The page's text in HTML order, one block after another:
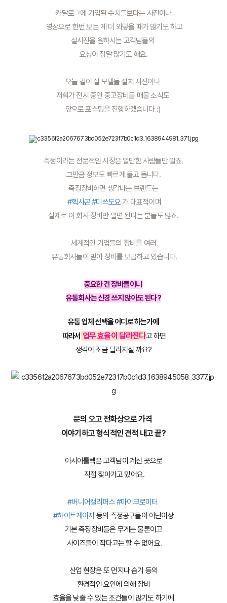
카달로그에 기입된 수치들보다는 사진이나
영상으로 한번 보는 게 더 와닿을 때가 많기도 하고
실사진을 원하시는 고객님들의
요청이 정말 많기도 해요.
오늘 같이 실 모델들 설치 사진이나
저희가 전시 중인 중고장비들 매물 소식도
앞으로 포스팅을 진행하겠습니다 :)
측정이라는 전문적인 시장은 알만한 사람들만 알죠.
그만큼 정보도 빠르게 돌고 돕니다.
측정장비하면 생각나는 브랜드는
#헥사곤#미쓰도요 가 대표적이며
실제로 이 회사 장비만 알면 된다는 분들도 많죠.
세계적인 기업들의 장비를 여러
유통회사들이 받아 장비를 보급하고 있습니다.
중요한 건 장비들이니
유통회사는 신경 쓰지 않아도 된다?
유통 업체 선택을 어디로 하는가에
따라서 업무 효율이 달라진다고 하면
생각이 조금 달라지실 까요?
문의 오고 전화상으로 가격
이야기하고 형식적인 견적 내고 끝?
아시아툴텍은 고객님이 계신 곳으로
직접 찾아가고 있어요.
#버니어캘리퍼스#마이크로미터
#하이트게이지 등의 측정공구들이 아닌이상
기본 측정장비들은 무게는 물론이고
사이즈들이 작다고는 할 수 없어요.
산업 현장은 또 먼지나 습기 등의
환경적인 요인에 의해 장비
효율을 낮출 수 있는 조건들이 많기도 하기에